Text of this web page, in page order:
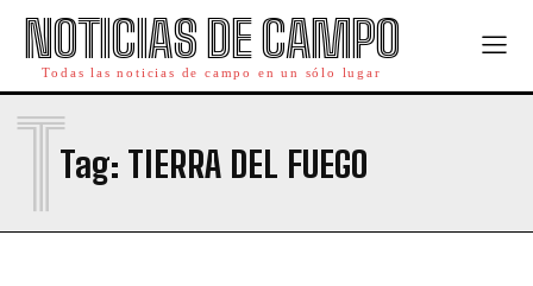
NOTICIAS DE CAMPO
Todas las noticias de campo en un sólo lugar
Tag: TIERRA DEL FUEGO
T